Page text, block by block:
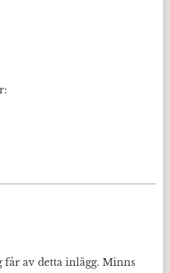
får av detta inlägg. Minns